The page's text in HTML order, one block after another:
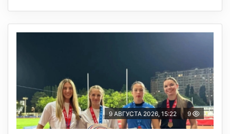
9 АВГУСТА 2026, 15:22 9